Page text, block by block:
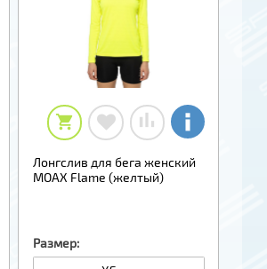
Лонгслив для бега женский
MOAX Flame (желтый)
Размер: